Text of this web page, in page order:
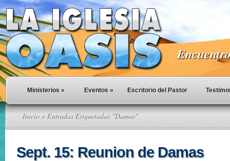
Ministerios » Eventos » Escritorio del Pastor
Inicio » Entradas Etiquetadas "Damas"
Sept. 15: Reunion de Damas